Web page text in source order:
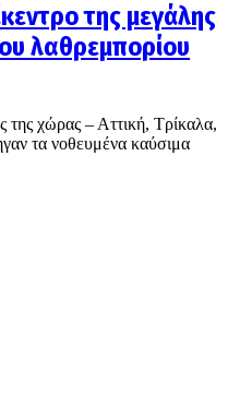
της μεγάλης
λαθρεμπορίου
της χώρας – Αττική, Τρίκαλα,
τα νοθευμένα καύσιμα